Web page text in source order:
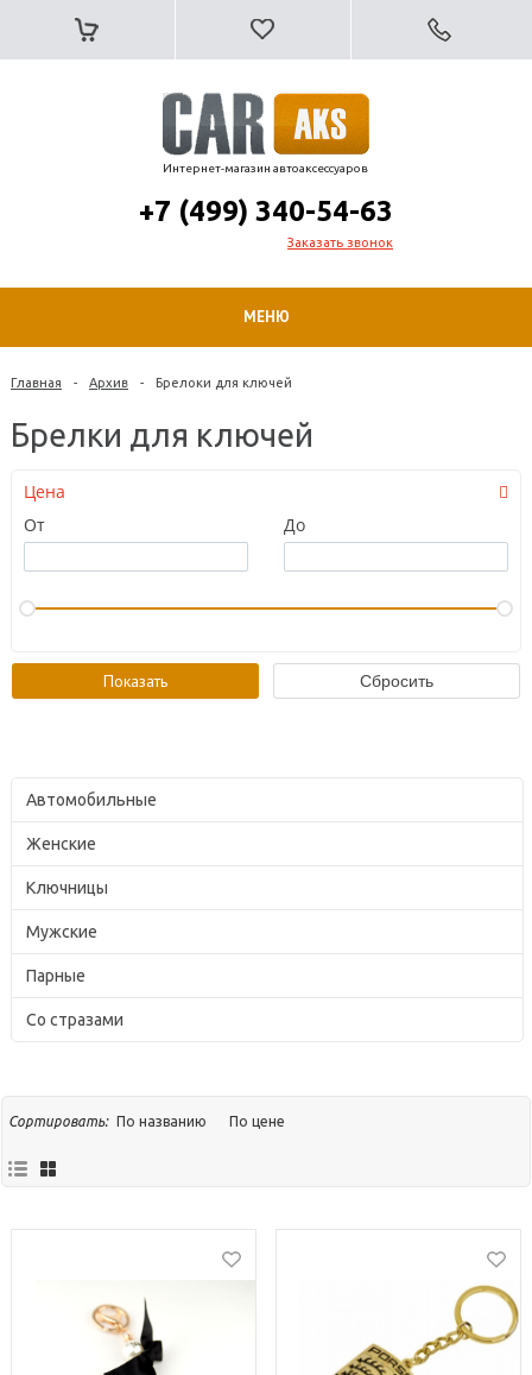
Интернет-магазин автоаксессуаров
+7 (499) 340-54-63
Заказать звонок
МЕНЮ
Главная - Архив - Брелоки для ключей
Брелки для ключей
Цена
От
До
Автомобильные
Женские
Ключницы
Мужские
Парные
Со стразами
Сортировать: По названию По цене